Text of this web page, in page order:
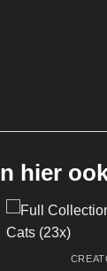
hier